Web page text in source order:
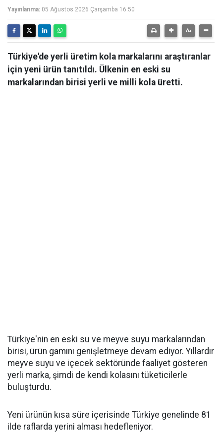
Yayınlanma: 05 Ağustos 2026 Çarşamba 16:50
Türkiye'de yerli üretim kola markalarını araştıranlar
için yeni ürün tanıtıldı. Ülkenin en eski su
markalarından birisi yerli ve milli kola üretti.
Türkiye'nin en eski su ve meyve suyu markalarından
birisi, ürün gamını genişletmeye devam ediyor. Yıllardır
meyve suyu ve içecek sektöründe faaliyet gösteren
yerli marka, şimdi de kendi kolasını tüketicilerle
buluşturdu.
Yeni ürünün kısa süre içerisinde Türkiye genelinde 81
ilde raflarda yerini alması hedefleniyor.